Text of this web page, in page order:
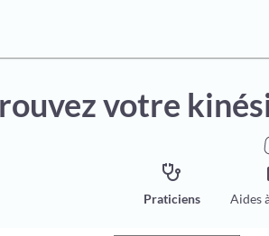
votre
stethoscope
Praticiens Aides